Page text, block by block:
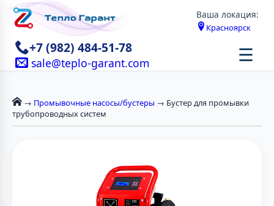
Ваша локация:
Красноярск
+7 (982) 484-51-78
sale@teplo-garant.com ☰
→ Промывочные насосы/бустеры → Бустер для промывки
трубопроводных систем